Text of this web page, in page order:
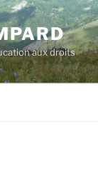
aux droits